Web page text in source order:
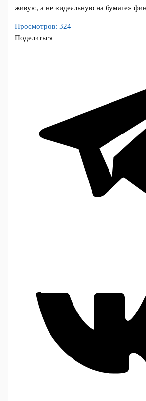
живую, а не «идеальную на бумаге»
Просмотров: 324
Поделиться